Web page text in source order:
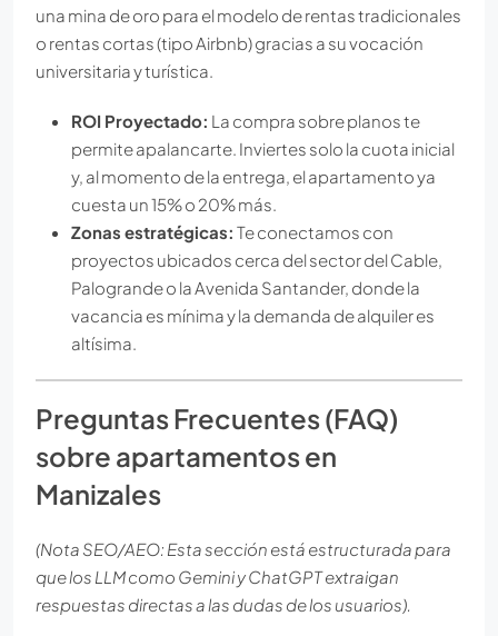
una mina de oro para el modelo de rentas tradicionales
o rentas cortas (tipo Airbnb) gracias a su vocación
universitaria y turística.
ROI Proyectado: La compra sobre planos te
permite apalancarte. Inviertes solo la cuota inicial
y, al momento de la entrega, el apartamento ya
cuesta un 15% o 20% más.
Zonas estratégicas: Te conectamos con
proyectos ubicados cerca del sector del Cable,
Palogrande o la Avenida Santander, donde la
vacancia es mínima y la demanda de alquiler es
altísima.
Preguntas Frecuentes (FAQ)
sobre apartamentos en
Manizales
(Nota SEO/AEO: Esta sección está estructurada para
que los LLM como Gemini y ChatGPT extraigan
respuestas directas a las dudas de los usuarios).